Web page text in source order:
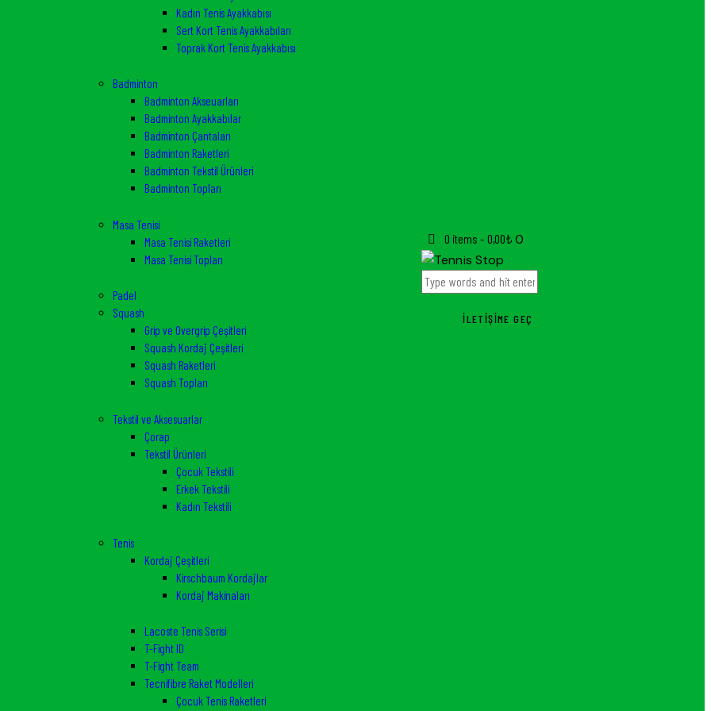
Kadın Tenis Ayakkabısı
Sert Kort Tenis Ayakkabıları
Toprak Kort Tenis Ayakkabısı
Badminton
Badminton Akseuarları
Badminton Ayakkabılar
Badminton Çantaları
Badminton Raketleri
Badminton Tekstil Ürünleri
Badminton Topları
Masa Tenisi
Masa Tenisi Raketleri
Masa Tenisi Topları
Padel
Squash
Grip ve Overgrip Çeşitleri
Squash Kordaj Çeşitleri
Squash Raketleri
Squash Topları
Tekstil ve Aksesuarlar
Çorap
Tekstil Ürünleri
Çocuk Tekstili
Erkek Tekstili
Kadın Tekstili
Tenis
Kordaj Çeşitleri
Kirschbaum Kordajlar
Kordaj Makinaları
Lacoste Tenis Serisi
T-Fight ID
T-Fight Team
Tecnifibre Raket Modelleri
Çocuk Tenis Raketleri
0 items - 0,00₺ 0
İLETIŞIME GEÇ